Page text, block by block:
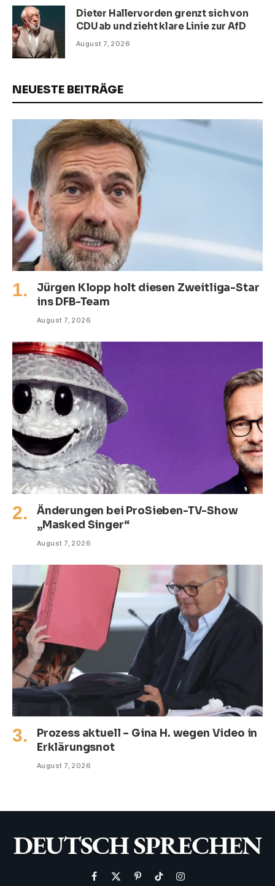
Dieter Hallervorden grenzt sich von
CDU ab und zieht klare Linie zur AfD
August 7, 2026
NEUESTE BEITRÄGE
Jürgen Klopp holt diesen Zweitliga-Star
ins DFB-Team
August 7, 2026
Änderungen bei ProSieben-TV-Show
„Masked Singer“
August 7, 2026
Prozess aktuell – Gina H. wegen Video in
Erklärungsnot
August 7, 2026
Facebook
X Pinterest
TikTokInstagram